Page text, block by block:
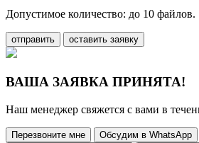
Допустимое количество: до 10 файлов.
отправить оставить заявку
ВАША ЗАЯВКА ПРИНЯТА!
Наш менеджер свяжется с вами в
Перезвоните мне Обсудим в WhatsApp